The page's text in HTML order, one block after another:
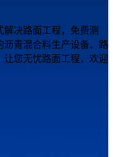
决路面工程，免费测
沥青混合料生产设备、路
让您无忧路面工程，欢迎